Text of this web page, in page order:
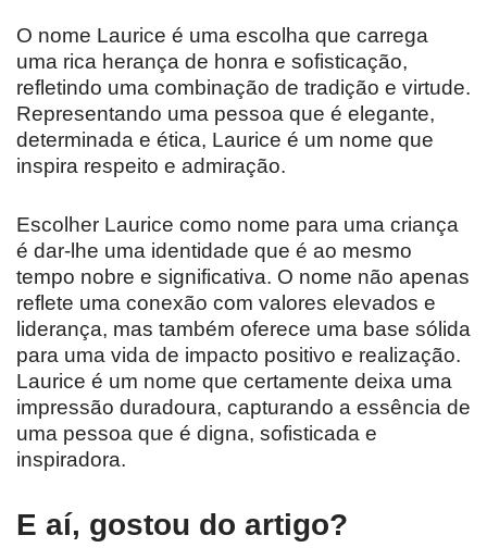
O nome Laurice é uma escolha que carrega
uma rica herança de honra e sofisticação,
refletindo uma combinação de tradição e virtude.
Representando uma pessoa que é elegante,
determinada e ética, Laurice é um nome que
inspira respeito e admiração.
Escolher Laurice como nome para uma criança
é dar-lhe uma identidade que é ao mesmo
tempo nobre e significativa. O nome não apenas
reflete uma conexão com valores elevados e
liderança, mas também oferece uma base sólida
para uma vida de impacto positivo e realização.
Laurice é um nome que certamente deixa uma
impressão duradoura, capturando a essência de
uma pessoa que é digna, sofisticada e
inspiradora.
E aí, gostou do artigo?